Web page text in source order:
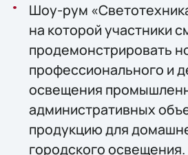
Шоу-рум
на которой участники
продемонстрировать
профессионального и
освещения
административных
продукцию для
городского освещения.